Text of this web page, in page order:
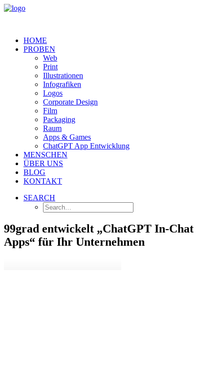
HOME
PROBEN
Web
Print
Illustrationen
Infografiken
Logos
Corporate Design
Film
Packaging
Raum
Apps & Games
ChatGPT App Entwicklung
MENSCHEN
ÜBER UNS
BLOG
KONTAKT
SEARCH
99grad entwickelt „ChatGPT In-Chat
Apps“ für Ihr Unternehmen